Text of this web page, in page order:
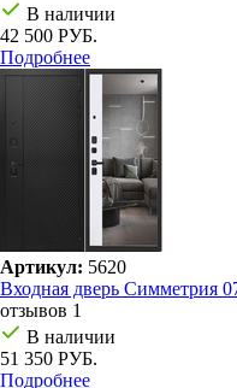
В наличии
42 500 РУБ.
Подробнее
Артикул: 5620
Входная дверь Симметрия
отзывов 1
В наличии
51 350 РУБ.
Подробнее